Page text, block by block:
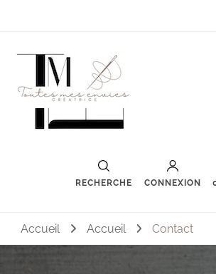
Toutes mes envies
Couture, accessoires, mode, bijoux …
RECHERCHE CONNEXION
Accueil Accueil Contact